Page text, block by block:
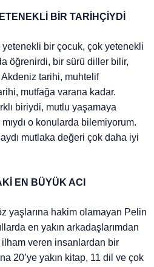
BİR TARİHÇİYDİ
yetenekli bir çocuk, çok yetenekli
öğrenirdi, bir sürü diller bilir,
Akdeniz tarihi, muhtelif
mutfağa varana kadar.
biriydi, mutlu yaşamaya
mıydı o konularda bilemiyorum.
mutlaka değeri çok daha iyi
EN BÜYÜK ACI
yaşlarına hakim olamayan Pelin
en yakın arkadaşlarımdan
veren insanlardan bir
20’ye yakın kitap, 11 dil ve çok